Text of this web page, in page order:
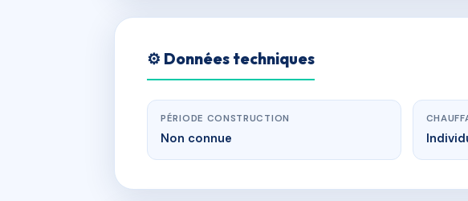
⚙️ Données techniques
PÉRIODE CONSTRUCTION
Non connue